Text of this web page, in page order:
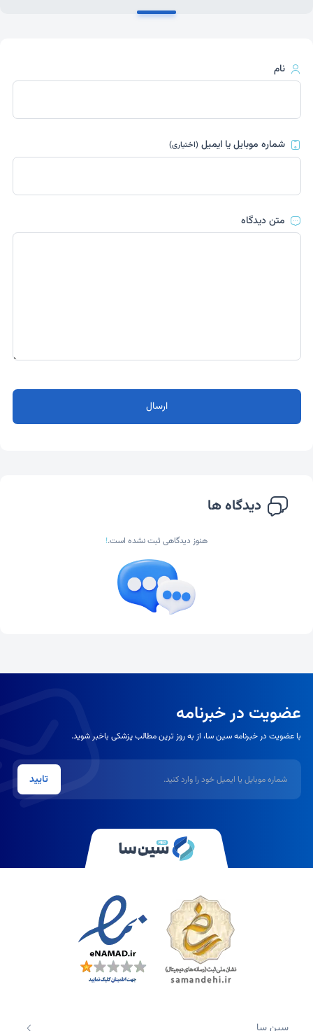
نام
شماره موبایل یا ایمیل(اختیاری)
متن دیدگاه
ارسال
دیدگاه ها
هنوز دیدگاهی ثبت نشده است.!
عضویت در خبرنامه
با عضویت در خبرنامه سین سا، از به روز ترین مطالب پزشکی باخبر شوید.
تایید